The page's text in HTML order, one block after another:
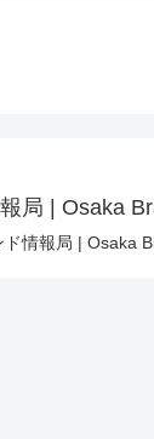
局 | Osaka
情報局 | Osaka